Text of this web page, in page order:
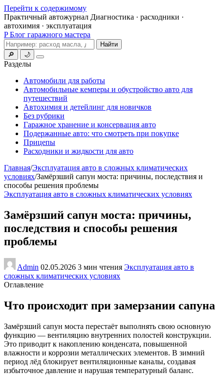
Перейти к содержимому
Практичный автожурнал Диагностика · расходники ·
автохимия · эксплуатация
P Блог гаражного мастера
Поиск
Найти
🔎
🌙
Меню
Разделы
Автомобили для работы
Автомобильные кемперы и обустройство авто для
путешествий
Автохимия и детейлинг для новичков
Без рубрики
Гаражное хранение и консервация авто
Подержанные авто: что смотреть при покупке
Прицепы
Расходники и жидкости для авто
Главная/Эксплуатация авто в сложных климатических
условиях/Замёрзший сапун моста: причины, последствия и
способы решения проблемы
Эксплуатация авто в сложных климатических условиях
Замёрзший сапун моста: причины,
последствия и способы решения
проблемы
Admin 02.05.2026 3 мин чтения Эксплуатация авто в
сложных климатических условиях
Оглавление
Что происходит при замерзании сапуна
Замёрзший сапун моста перестаёт выполнять свою основную
функцию — вентиляцию внутренних полостей конструкции.
Это приводит к накоплению конденсата, повышенной
влажности и коррозии металлических элементов. В зимний
период лёд блокирует вентиляционные каналы, создавая
избыточное давление и нарушая температурный баланс.